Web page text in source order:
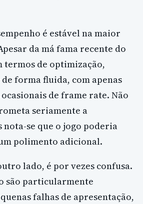
é estável na maior
da má fama recente do
termos de optimização,
forma fluida, com apenas
de frame rate. Não
seriamente a
nota-se que o jogo poderia
polimento adicional.
lado, é por vezes confusa.
são particularmente
falhas de apresentação,